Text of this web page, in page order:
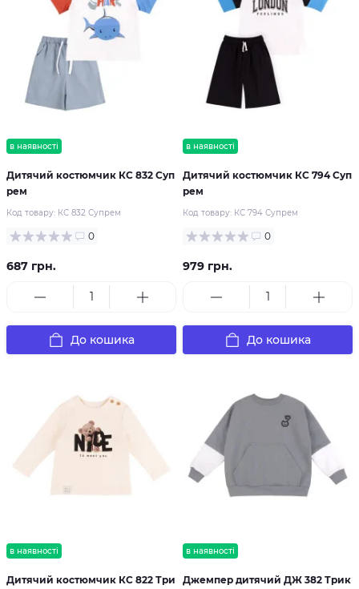
в наявності
Дитячий костюмчик КС 832 Суп
рем
Код товару: КС 832 Супрем
0
687 грн.
До кошика
в наявності
Дитячий костюмчик КС 794 Суп
рем
Код товару: КС 794 Супрем
0
979 грн.
До кошика
в наявності
Дитячий костюмчик КС 822 Три
в наявності
Джемпер дитячий ДЖ 382 Трик